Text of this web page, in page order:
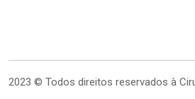
2023 © Todos direitos reservados à